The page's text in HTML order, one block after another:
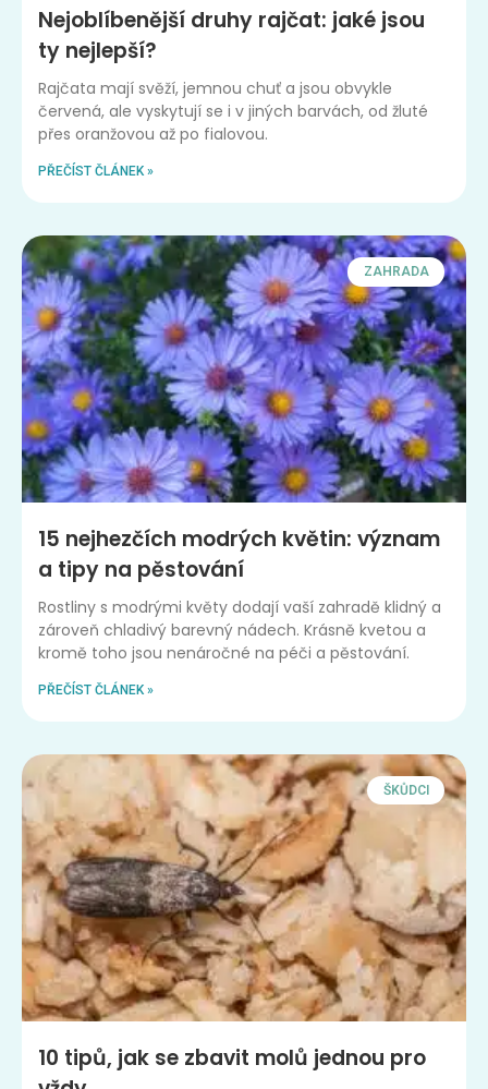
Nejoblíbenější druhy rajčat: jaké jsou
ty nejlepší?
Rajčata mají svěží, jemnou chuť a jsou obvykle
červená, ale vyskytují se i v jiných barvách, od žluté
přes oranžovou až po fialovou.
PŘEČÍST ČLÁNEK »
ZAHRADA
15 nejhezčích modrých květin: význam
a tipy na pěstování
Rostliny s modrými květy dodají vaší zahradě klidný a
zároveň chladivý barevný nádech. Krásně kvetou a
kromě toho jsou nenáročné na péči a pěstování.
PŘEČÍST ČLÁNEK »
ŠKŮDCI
10 tipů, jak se zbavit molů jednou pro